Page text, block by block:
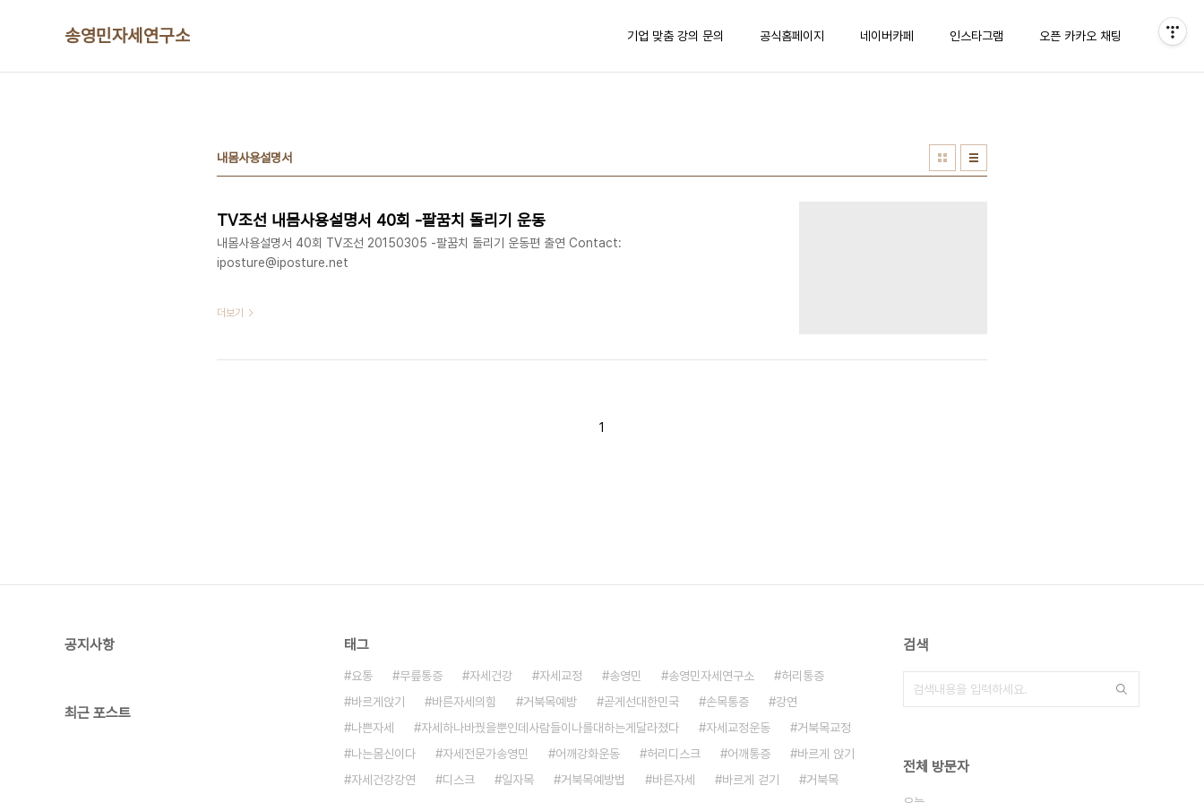
송영민자세연구소 기업 맞춤 강의 문의 공식홈페이지 네이버카페 인스타그램 오픈 카카오 채팅
내몸사용설명서
TV조선 내몸사용설명서 40회 -팔꿈치 돌리기 운동
내몸사용설명서 40회 TV조선 20150305 -팔꿈치 돌리기 운동편 출연 Contact:
iposture@iposture.net
더보기
1
공지사항
최근 포스트
태그
요통 무릎통증 자세건강 자세교정 송영민 송영민자세연구소
허리통증
바르게앉기
바른자세의힘 거북목예방 곧게선대한민국 손목통증
강연
나쁜자세
자세하나바꿨을뿐인데사람들이나를대하는게달라졌다 자세교정운동
거북목교정
나는몸신이다
자세전문가송영민 어깨강화운동 허리디스크 어깨통증
바르게 앉기
자세건강강연
디스크 일자목 거북목예방법 바른자세 바르게 걷기 거북목
검색
전체 방문자